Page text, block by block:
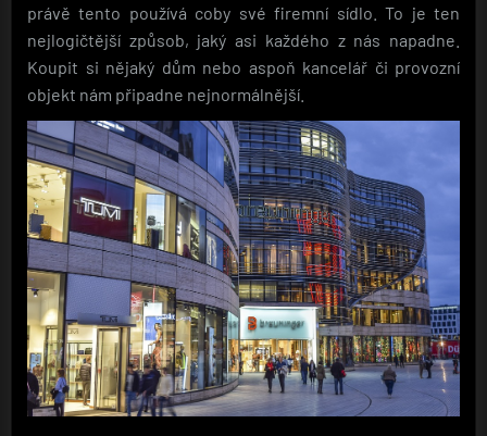
právě tento používá coby své firemní sídlo. To je ten
nejlogičtější způsob, jaký asi každého z nás napadne.
Koupit si nějaký dům nebo aspoň kancelář či provozní
objekt nám připadne nejnormálnější.